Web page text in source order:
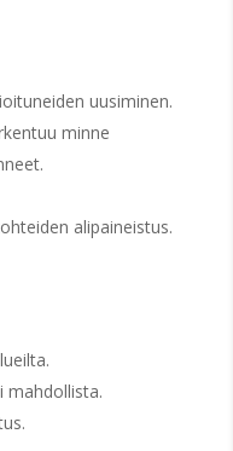
uusiminen.
minne
alipaineistus.
mahdollista.